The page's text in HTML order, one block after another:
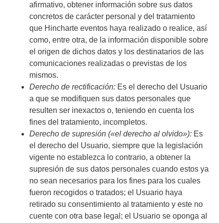
afirmativo, obtener información sobre sus datos
concretos de carácter personal y del tratamiento
que Hincharte eventos haya realizado o realice, así
como, entre otra, de la información disponible sobre
el origen de dichos datos y los destinatarios de las
comunicaciones realizadas o previstas de los
mismos.
Derecho de rectificación: Es el derecho del Usuario
a que se modifiquen sus datos personales que
resulten ser inexactos o, teniendo en cuenta los
fines del tratamiento, incompletos.
Derecho de supresión («el derecho al olvido»): Es
el derecho del Usuario, siempre que la legislación
vigente no establezca lo contrario, a obtener la
supresión de sus datos personales cuando estos ya
no sean necesarios para los fines para los cuales
fueron recogidos o tratados; el Usuario haya
retirado su consentimiento al tratamiento y este no
cuente con otra base legal; el Usuario se oponga al